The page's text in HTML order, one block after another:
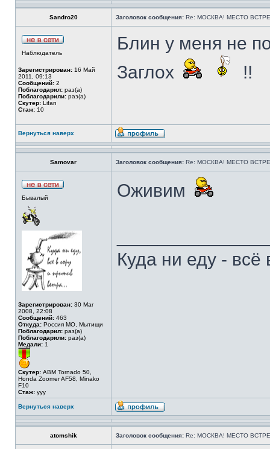
Sandro20 Заголовок сообщения: Re: МОСКВА! МЕСТО
Наблюдатель
Зарегистрирован: 16 Май
2011, 09:13
Сообщений: 2
Поблагодарил: раз(а)
Поблагодарили: раз(а)
Скутер: Lifan
Стаж: 10
Блин у меня не
Заглох
!!
Вернуться наверх
Samovar Заголовок сообщения: Re: МОСКВА! МЕСТО
Бывалый
Зарегистрирован: 30 Mar
2008, 22:08
Сообщений: 463
Откуда: Россия МО, Мытищи
Поблагодарил: раз(а)
Поблагодарили: раз(а)
Медали: 1
Скутер: ABM Tornado 50,
Honda Zoomer AF58, Minako
F10
Стаж: ууу
Оживим
Куда ни еду - всё
Вернуться наверх
atomshik Заголовок сообщения: Re: МОСКВА! МЕСТО